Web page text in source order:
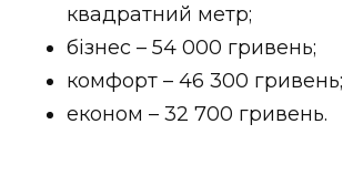
квадратний метр;
бізнес – 54 000 гривень;
комфорт – 46 300 гривень;
економ – 32 700 гривень.